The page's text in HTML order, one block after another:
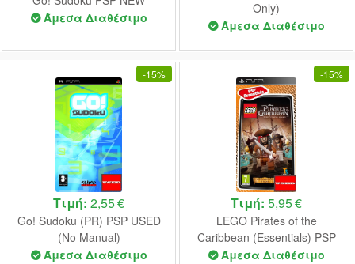
Άμεσα Διαθέσιμο
Only)
Άμεσα Διαθέσιμο
-15%
Τιμή: 2,55 €
Go! Sudoku (PR) PSP USED
(No Manual)
Άμεσα Διαθέσιμο
-15%
Τιμή: 5,95 €
LEGO Pirates of the
Caribbean (Essentials) PSP
USED
Άμεσα Διαθέσιμο